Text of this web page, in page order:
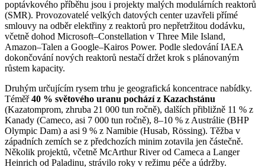
poptávkového příběhu jsou i projekty malých modulárních reaktorů
(SMR). Provozovatelé velkých datových center uzavřeli přímé
smlouvy na odběr elektřiny z reaktorů pro nepřetržitou dodávku,
včetně dohod Microsoft–Constellation v Three Mile Island,
Amazon–Talen a Google–Kairos Power. Podle sledování IAEA
dokončování nových reaktorů nestačí držet krok s plánovaným
růstem kapacity.
Druhým určujícím rysem trhu je geografická koncentrace nabídky.
Téměř40 % světového uranu pochází z Kazachstánu
(Kazatomprom, zhruba 21 000 tun ročně), dalších přibližně 11 % z
Kanady (Cameco, asi 7 000 tun ročně), 8–10 % z Austrálie (BHP
Olympic Dam) a asi 9 % z Namibie (Husab, Rössing). Těžba v
západních zemích se z předchozích minim zotavila jen částečně.
Několik projektů, včetně McArthur River od Cameca a Langer
Heinrich od Paladinu, strávilo roky v režimu péče a údržby.